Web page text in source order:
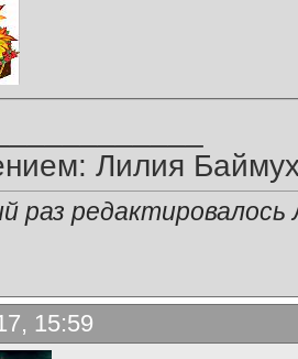
Лилия
раз
15:59